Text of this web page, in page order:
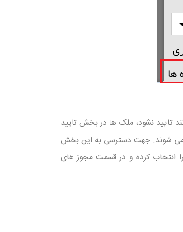
تایید نشود، ملک ها در بخش تایید
می شوند. جهت دسترسی به این بخش
را انتخاب کرده و در قسمت مجوز های